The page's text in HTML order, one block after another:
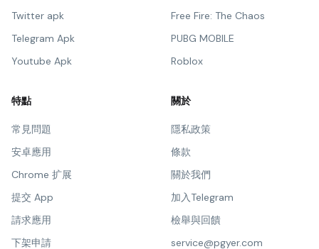
Twitter apk
Telegram Apk
Youtube Apk
Free Fire: The Chaos
PUBG MOBILE
Roblox
特點
常見問題
安卓應用
Chrome 扩展
提交 App
請求應用
下架申請
關於
隱私政策
條款
關於我們
加入Telegram
檢舉與回饋
service@pgyer.com